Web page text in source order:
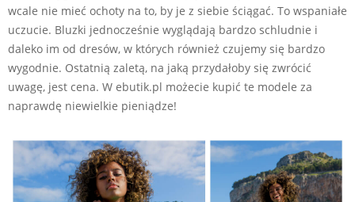
wcale nie mieć ochoty na to, by je z siebie ściągać. To wspaniałe
uczucie. Bluzki jednocześnie wyglądają bardzo schludnie i
daleko im od dresów, w których również czujemy się bardzo
wygodnie. Ostatnią zaletą, na jaką przydałoby się zwrócić
uwagę, jest cena. W ebutik.pl możecie kupić te modele za
naprawdę niewielkie pieniądze!